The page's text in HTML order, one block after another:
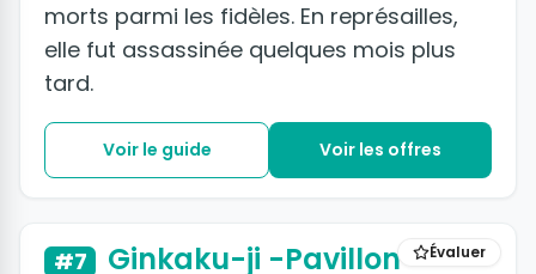
morts parmi les fidèles. En représailles,
elle fut assassinée quelques mois plus
tard.
Voir le guide Voir les offres
Évaluer
#7
Ginkaku-ji -Pavillon